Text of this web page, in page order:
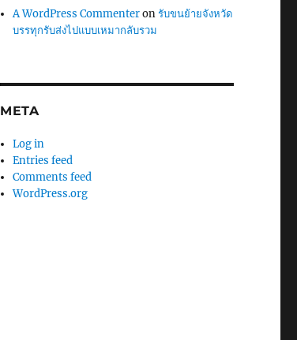
A WordPress Commenteronรับขนย้ายจังหวัด
บรรทุกรับส่งไปแบบเหมากลับรวม
META
Log in
Entries feed
Comments feed
WordPress.org